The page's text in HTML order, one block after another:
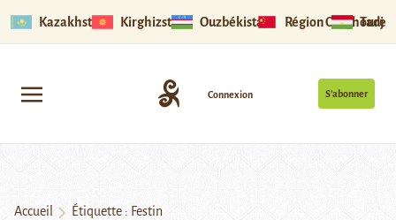
Kazakhstan Kirghizstan Ouzbékistan Région Ouïghoure
S’abonner
Connexion
Accueil Étiquette : Festin